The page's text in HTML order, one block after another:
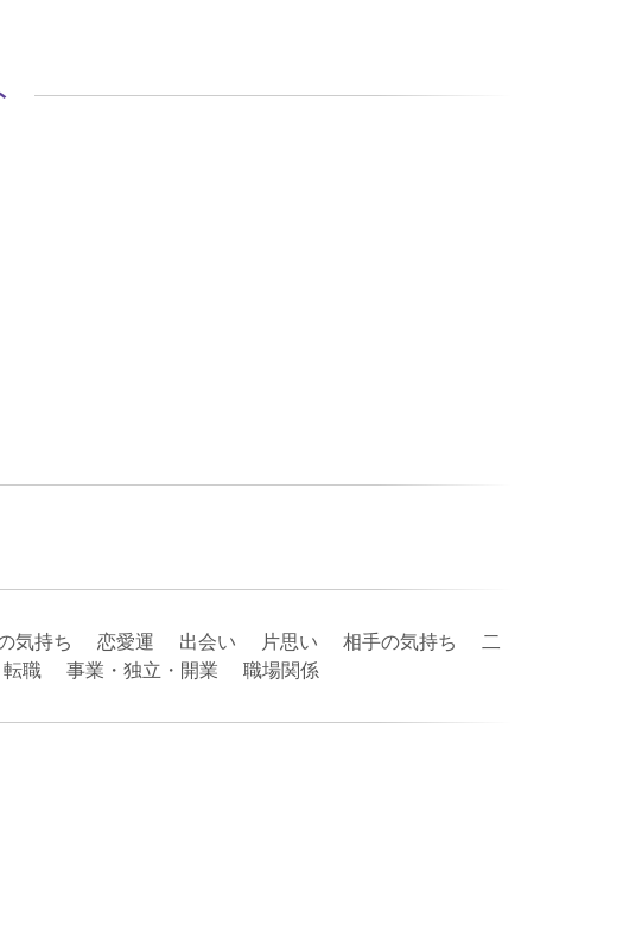
持ち 恋愛運 出会い 片思い 相手の気持ち 二
職 事業・独立・開業 職場関係